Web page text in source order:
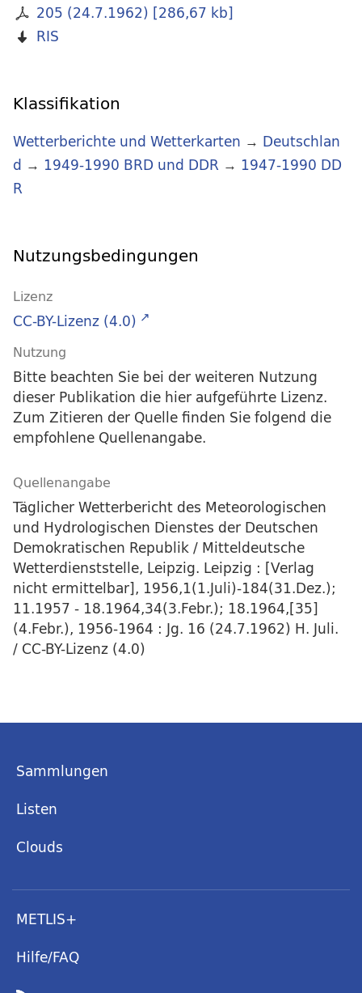
205 (24.7.1962) [286,67 kb]
RIS
Klassifikation
Wetterberichte und Wetterkarten → Deutschlan
d → 1949-1990 BRD und DDR → 1947-1990 DD
R
Nutzungsbedingungen
Lizenz
CC-BY-Lizenz (4.0)
Nutzung
Bitte beachten Sie bei der weiteren Nutzung
dieser Publikation die hier aufgeführte Lizenz.
Zum Zitieren der Quelle finden Sie folgend die
empfohlene Quellenangabe.
Quellenangabe
Täglicher Wetterbericht des Meteorologischen
und Hydrologischen Dienstes der Deutschen
Demokratischen Republik / Mitteldeutsche
Wetterdienststelle, Leipzig. Leipzig : [Verlag
nicht ermittelbar], 1956,1(1.Juli)-184(31.Dez.);
11.1957 - 18.1964,34(3.Febr.); 18.1964,[35]
(4.Febr.), 1956-1964 : Jg. 16 (24.7.1962) H. Juli.
/ CC-BY-Lizenz (4.0)
Sammlungen
Listen
Clouds
METLIS+
Hilfe/FAQ